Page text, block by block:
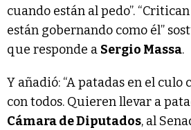
cuando están al pedo”.
están gobernando como él”
que responde a Sergio Massa.
Y añadió: “A patadas en el culo
con todos. Quieren llevar a
Cámara de Diputados, al